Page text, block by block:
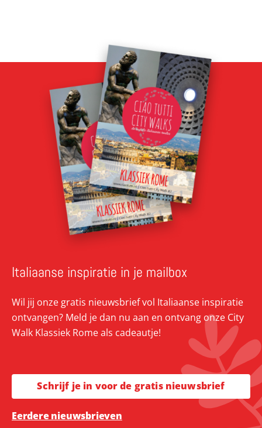
Italiaanse inspiratie in je mailbox
Wil jij onze gratis nieuwsbrief vol Italiaanse inspiratie
ontvangen? Meld je dan nu aan en ontvang onze City
Walk Klassiek Rome als cadeautje!
Schrijf je in voor de gratis nieuwsbrief
Eerdere nieuwsbrieven